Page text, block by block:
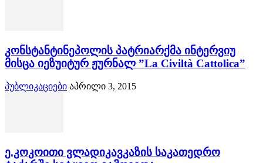
კონსტანტინეპოლის პატრიარქმა ინტერვიუ
მისცა იეზუიტურ ჟურნალ ”La Civiltà Cattolica”
პუბლიკაციები აპრილი 3, 2015
ე.კოკოითი ვლადიკავკაზის საკათედრო